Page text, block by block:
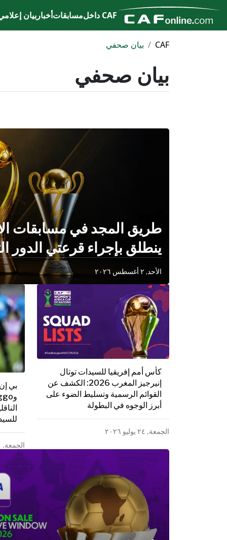
CAF داخل مسابقاتأخباربيان
CAF بيان صحفي
بيان صحفي
طريق المجد في مسابقات
ينطلق بإجراء قرعتي الدور
القاهرة يوم الخميس
الأحد, ٢ أغسطس ٢٠٢٦
كأس أمم إفريقيا للسيدات توتال
إنيرجيز المغرب 2026: الكشف عن
القوائم الرسمية وتسليط الضوء على
أبرز الوجوه في البطولة
الجمعة, ٢٤ يوليو ٢٠٢٦
الجمعة, ٢٤ يوليو ٢٠٢٦